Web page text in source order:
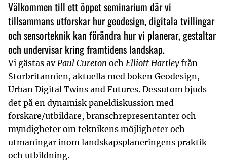
Välkommen till ett öppet seminarium där vi
tillsammans utforskar hur geodesign, digitala tvillingar
och sensorteknik kan förändra hur vi planerar, gestaltar
och undervisar kring framtidens landskap.
Vi gästas av Paul Cureton och Elliott Hartleyfrån
Storbritannien, aktuella med boken Geodesign,
Urban Digital Twins and Futures. Dessutom bjuds
det på en dynamisk paneldiskussion med
forskare/utbildare, branschrepresentanter och
myndigheter om teknikens möjligheter och
utmaningar inom landskapsplaneringens praktik
och utbildning.